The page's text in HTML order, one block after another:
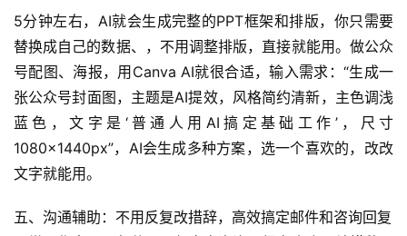
I
提
示
词
源
代
5分钟左右，AI就会生成完整的PPT框架和排版，你只需要
替换成自己的数据、，不用调整排版，直接就能用。做公众
号配图、海报，用Canva AI就很合适，输入需求：“生成一
张公众号封面图，主题是AI提效，风格简约清新，主色调浅
蓝色，文字是‘普通人用AI搞定基础工作’，尺寸
1080×1440px”，AI会生成多种方案，选一个喜欢的，改改
文字就能用。
五、沟通辅助：不用反复改措辞，高效搞定邮件和咨询回复